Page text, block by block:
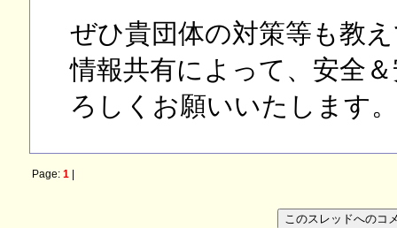
ぜひ貴団体の対策等も教
情報共有によって、安全
ろしくお願いいたします。
Page: 1|